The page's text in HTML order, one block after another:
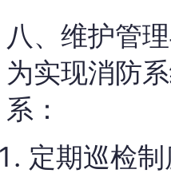
八、维护管
为实现消防
系：
定期巡检制